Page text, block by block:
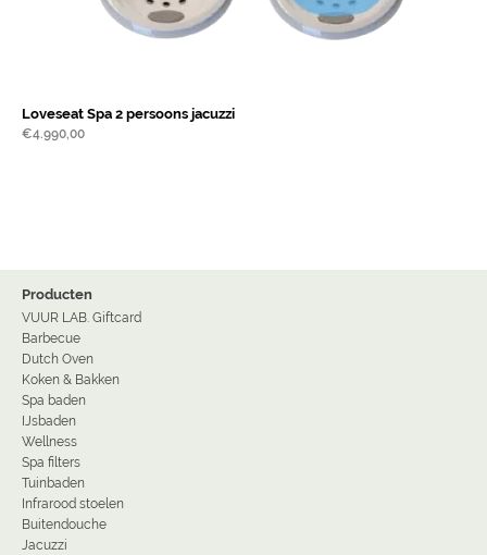
Loveseat Spa 2 persoons jacuzzi
€4.990,00
Producten
VUUR LAB. Giftcard
Barbecue
Dutch Oven
Koken & Bakken
Spa baden
IJsbaden
Wellness
Spa filters
Tuinbaden
Infrarood stoelen
Buitendouche
Jacuzzi